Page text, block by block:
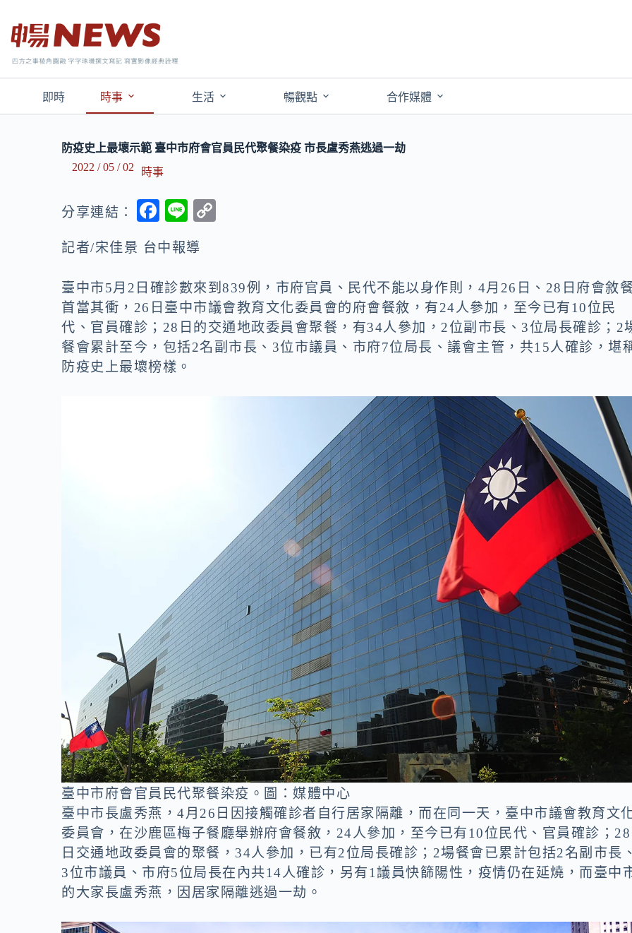
即時 時事 生活 暢觀點 合作媒體
防疫史上最壞示範 臺中市府會官員民代聚餐染疫 市長盧秀燕逃過一劫
2022 / 05 / 02
時事
分享連結：
F
e
b
o
o
k
Li
e
y
Li
n
k
記者/宋佳景 台中報導
臺中市5月2日確診數來到839例，市府官員、民代不能以身作則，4月26日、28日府會敘
首當其衝，26日臺中市議會教育文化委員會的府會餐敘，有24人參加，至今已有10位民
代、官員確診；28日的交通地政委員會聚餐，有34人參加，2位副市長、3位局長確診；2
餐會累計至今，包括2名副市長、3位市議員、市府7位局長、議會主管，共15人確診，堪
防疫史上最壞榜樣。
臺中市府會官員民代聚餐染疫。圖：媒體中心
臺中市長盧秀燕，4月26日因接觸確診者自行居家隔離，而在同一天，臺中市議會教育文
委員會，在沙鹿區梅子餐廳舉辦府會餐敘，24人參加，至今已有10位民代、官員確診；28
日交通地政委員會的聚餐，34人參加，已有2位局長確診；2場餐會已累計包括2名副市長
3位市議員、市府5位局長在內共14人確診，另有1議員快篩陽性，疫情仍在延燒，而臺中
的大家長盧秀燕，因居家隔離逃過一劫。